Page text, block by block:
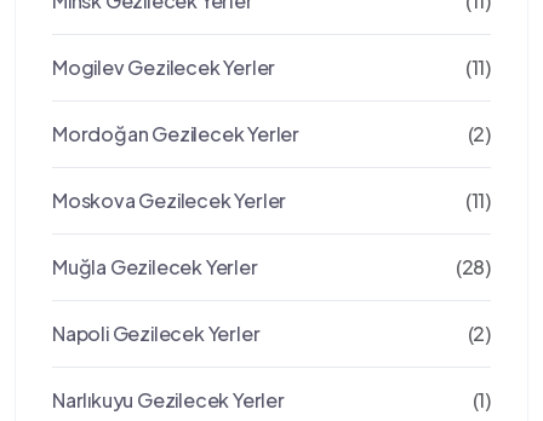
Mogilev Gezilecek Yerler (11)
Mordoğan Gezilecek Yerler (2)
Moskova Gezilecek Yerler (11)
Muğla Gezilecek Yerler (28)
Napoli Gezilecek Yerler (2)
Narlıkuyu Gezilecek Yerler (1)